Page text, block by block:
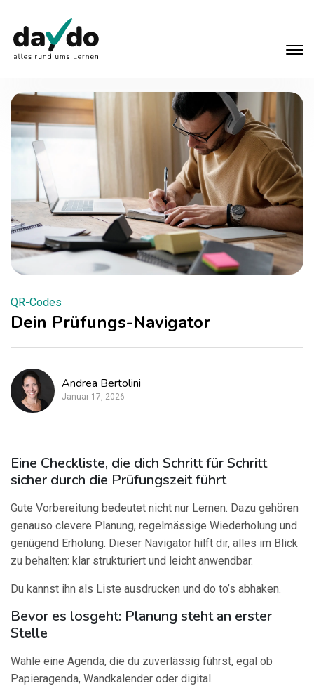
QR-Codes
Dein Prüfungs-Navigator
Andrea Bertolini
Januar 17, 2026
Eine Checkliste, die dich Schritt für Schritt
sicher durch die Prüfungszeit führt
Gute Vorbereitung bedeutet nicht nur Lernen. Dazu gehören
genauso clevere Planung, regelmässige Wiederholung und
genügend Erholung. Dieser Navigator hilft dir, alles im Blick
zu behalten: klar strukturiert und leicht anwendbar.
Du kannst ihn als Liste ausdrucken und do to’s abhaken.
Bevor es losgeht: Planung steht an erster
Stelle
Wähle eine Agenda, die du zuverlässig führst, egal ob
Papieragenda, Wandkalender oder digital.